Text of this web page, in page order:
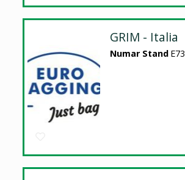
GRIM - Italia
Numar Stand E73